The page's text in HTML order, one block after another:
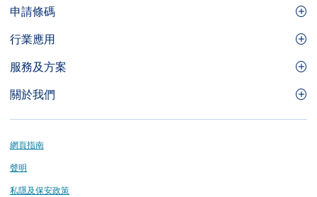
Footer
Site
Menu
申請條碼
GS1條碼
實用工具及資源
行業應用
食品及餐飲服務
運輸及物流
服務及方案
品牌保護
關於我們
關於香港貨品編碼協會
業界應用的標準
認識我們的團隊
刊物
Footer
網頁指南
聲明
私隱及保安政策